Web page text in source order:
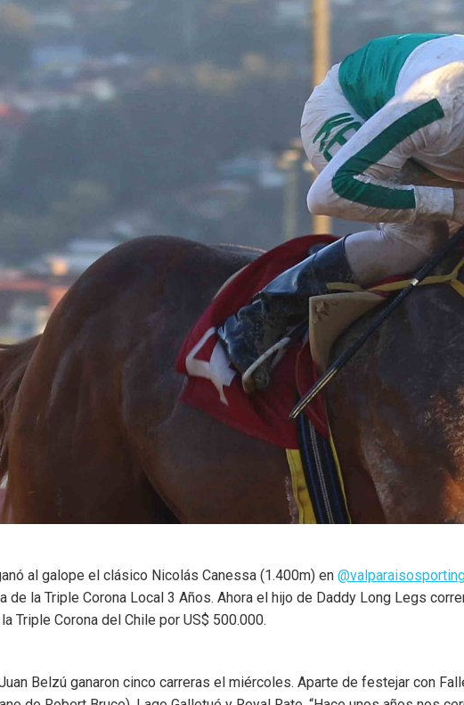
al galope el clásico Nicolás Canessa (1.400m) en
de la Triple Corona Local 3 Años. Ahora el hijo de Daddy Long Legs
Triple Corona del Chile por US$ 500.000.
Belzú ganaron cinco carreras el miércoles. Aparte de festejar con